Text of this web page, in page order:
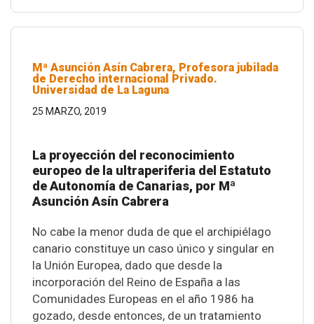
Mª Asunción Asín Cabrera, Profesora jubilada
de Derecho internacional Privado.
Universidad de La Laguna
25 MARZO, 2019
La proyección del reconocimiento
europeo de la ultraperiferia del Estatuto
de Autonomía de Canarias, por Mª
Asunción Asín Cabrera
No cabe la menor duda de que el archipiélago
canario constituye un caso único y singular en
la Unión Europea, dado que desde la
incorporación del Reino de España a las
Comunidades Europeas en el año 1986 ha
gozado, desde entonces, de un tratamiento